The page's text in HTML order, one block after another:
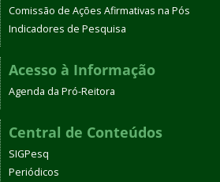
Comissão de Ações Afirmativas na Pós
Indicadores de Pesquisa
Acesso à Informação
Agenda da Pró-Reitora
Central de Conteúdos
SIGPesq
Periódicos